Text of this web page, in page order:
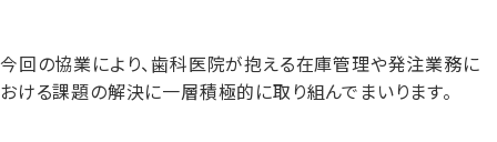
今回の協業により、歯科医院が抱える在庫管理や発注業務に
おける課題の解決に一層積極的に取り組んでまいります。